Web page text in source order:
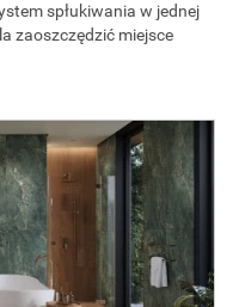
spłukiwania w jednej
zaoszczędzić miejsce